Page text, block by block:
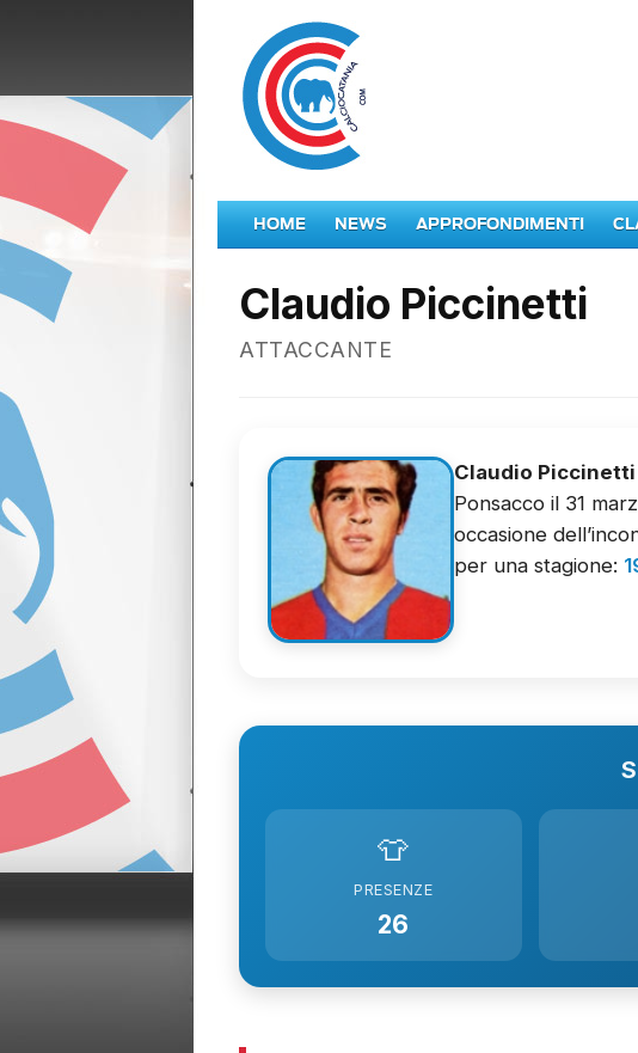
HOME NEWS APPROFONDIMENTI
Claudio Piccinetti
ATTACCANTE
Claudio Piccinetti
Ponsacco il 31
occasione
per una stagione:
👕
PRESENZE
26